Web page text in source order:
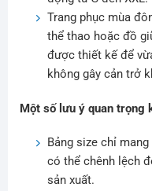
Trang phục mùa
thể thao hoặc đồ
được thiết kế để
không gây cản trở
Một số lưu ý quan trọng
Bảng size chỉ
có thể chênh lệch
sản xuất.